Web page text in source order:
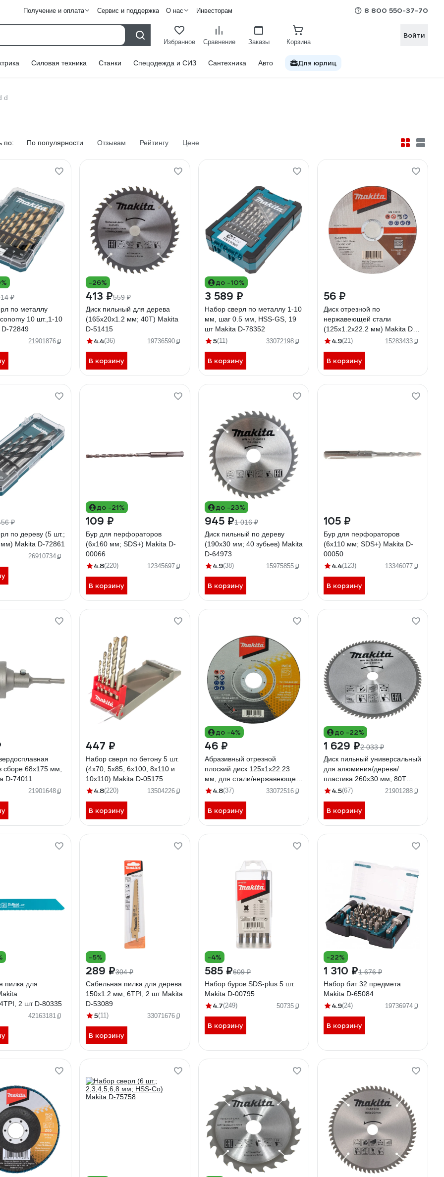
Получение и оплата Сервис и поддержка О нас Инвесторам 8 800 550-37-70
Избранное Сравнение Заказы Корзина
Войти
Силовая техника Станки Спецодежда и СИЗ Сантехника Авто Для юрлиц
d
по: По популярности Отзывам Рейтингу Цене
₽
по металлу
10 шт.,1-10
72849
21901876
-26%
413 ₽559 ₽
Диск пильный для дерева
(165x20x1.2 мм; 40T) Makita
D-51415
4.4(36) 19736590
В корзину
до -10%
3 589 ₽
Набор сверл по металлу 1-10
мм, шаг 0.5 мм, HSS-GS, 19
шт Makita D-78352
5(11) 33072198
В корзину
56 ₽
Диск отрезной по
нержавеющей стали
(125х1.2х22.2 мм) Makita D-
18770
4.9(21) 15283433
В корзину
₽
по дереву (5 шт.;
Makita D-72861
26910734
до -21%
109 ₽
Бур для перфораторов
(6х160 мм; SDS+) Makita D-
00066
4.8(220) 12345697
В корзину
до -23%
945 ₽1 016 ₽
Диск пильный по дереву
(190х30 мм; 40 зубьев) Makita
D-64973
4.9(38) 15975855
В корзину
105 ₽
Бур для перфораторов
(6х110 мм; SDS+) Makita D-
00050
4.4(123) 13346077
В корзину
сборе 68x175 мм,
D-74011
21901648
447 ₽
Набор сверл по бетону 5 шт.
(4х70, 5х85, 6х100, 8х110 и
10х110) Makita D-05175
4.8(220) 13504226
В корзину
до -4%
46 ₽
Абразивный отрезной
плоский диск 125x1х22.23
мм, для стали/нержавеющей
стали WA46R Makita D-75530
4.8(37) 33072516
В корзину
до -22%
1 629 ₽2 033 ₽
Диск пильный универсальный
для алюминия/дерева/
пластика 260x30 мм, 80T
Makita D-65648
4.5(67) 21901288
В корзину
пилка для
2 шт D-80335
42163181
-5%
289 ₽304 ₽
Сабельная пилка для дерева
150x1.2 мм, 6TPI, 2 шт Makita
D-53089
5(11) 33071676
В корзину
-4%
585 ₽609 ₽
Набор буров SDS-plus 5 шт.
Makita D-00795
4.7(249) 50735
В корзину
-22%
1 310 ₽1 676 ₽
Набор бит 32 предмета
Makita D-65084
4.9(24) 19736974
В корзину